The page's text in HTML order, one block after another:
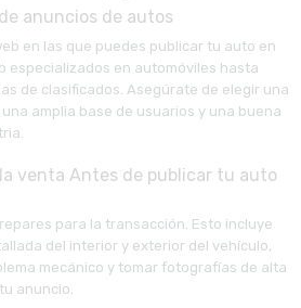
anuncios de autos
en las que puedes publicar tu auto en
especializados en automóviles hasta
de clasificados. Asegúrate de elegir una
amplia base de usuarios y una buena
venta Antes de publicar tu auto
para la transacción. Esto incluye
del interior y exterior del vehículo,
mecánico y tomar fotografías de alta
anuncio.